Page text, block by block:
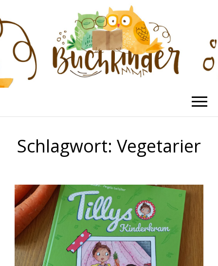
Die schönsten Kinderbücher
Schlagwort: Vegetarier